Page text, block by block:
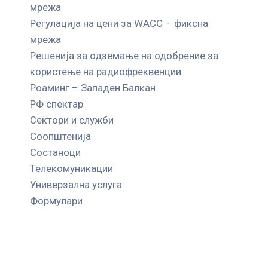
мрежа
Регулација на цени за WACC – фиксна
мрежа
Решенија за одземање на одобрение за
користење на радиофреквенции
Роаминг – Западен Балкан
РФ спектар
Сектори и служби
Соопштенија
Состаноци
Телекомуникации
Универзална услуга
Формулари